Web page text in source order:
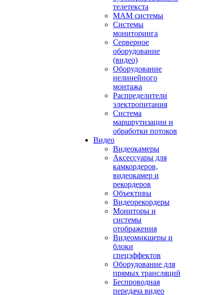
телетекста
MAM системы
Системы
мониторинга
Серверное
оборудование
(видео)
Оборудование
нелинейного
монтажа
Распределители
электропитания
Система
маршрутизации и
обработки потоков
Видео
Видеокамеры
Аксессуары для
камкордеров,
видеокамер и
рекордеров
Объективы
Видеорекордеры
Мониторы и
системы
отображения
Видеомикшеры и
блоки
спецэффектов
Оборудование для
прямых трансляций
Беспроводная
передача видео